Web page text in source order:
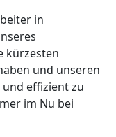
in
kürzesten
und unseren
effizient zu
im Nu bei